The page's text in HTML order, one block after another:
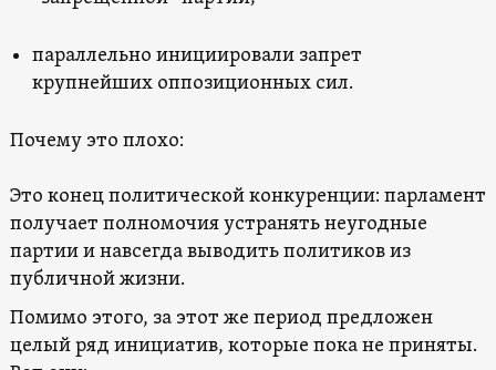
параллельно инициировали запрет
крупнейших оппозиционных сил.
Почему это плохо:
Это конец политической конкуренции: парламент
получает полномочия устранять неугодные
партии и навсегда выводить политиков из
публичной жизни.
Помимо этого, за этот же период предложен
целый ряд инициатив, которые пока не приняты.